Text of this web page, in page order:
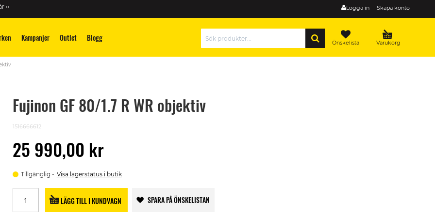
Logga in Skapa konto
››
Kampanjer Outlet Blogg Varukorg
Önskelista
Fujinon GF 80/1.7 R WR objektiv
1516666612
25 990,00 kr
Tillgänglig Visa lagerstatus i butik
LÄGG TILL I KUNDVAGN SPARA PÅ ÖNSKELISTAN